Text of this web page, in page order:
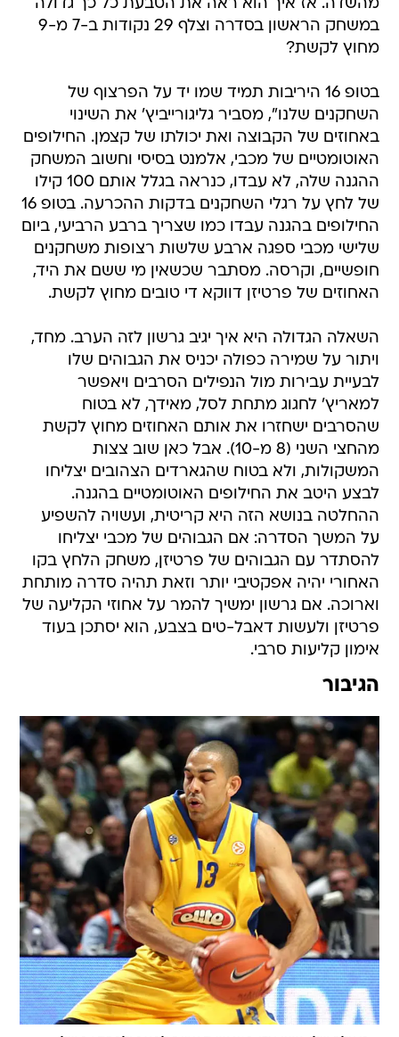
מהשדה. אז איך הוא ראה את הטבעת כל כך גדולה
במשחק הראשון בסדרה וצלף 29 נקודות ב-7 מ-9
מחוץ לקשת?
בטופ 16 היריבות תמיד שמו יד על הפרצוף של
השחקנים שלנו", מסביר גליגורייביץ' את השינוי
באחוזים של הקבוצה ואת יכולתו של קצמן. החילופים
האוטומטיים של מכבי, אלמנט בסיסי וחשוב המשחק
ההגנה שלה, לא עבדו, כנראה בגלל אותם 100 קילו
של לחץ על רגלי השחקנים בדקות ההכרעה. בטופ 16
החילופים בהגנה עבדו כמו שצריך ברבע הרביעי, ביום
שלישי מכבי ספגה ארבע שלשות רצופות משחקנים
חופשיים, וקרסה. מסתבר שכשאין מי ששם את היד,
האחוזים של פרטיזן דווקא די טובים מחוץ לקשת.
השאלה הגדולה היא איך יגיב גרשון לזה הערב. מחד,
ויתור על שמירה כפולה יכניס את הגבוהים שלו
לבעיית עבירות מול הנפילים הסרבים ויאפשר
למאריץ' לחגוג מתחת לסל, מאידך, לא בטוח
שהסרבים ישחזרו את אותם האחוזים מחוץ לקשת
מהחצי השני (8 מ-10). אבל כאן שוב צצות
המשקולות, ולא בטוח שהגארדים הצהובים יצליחו
לבצע היטב את החילופים האוטומטיים בהגנה.
ההחלטה בנושא הזה היא קריטית, ועשויה להשפיע
על המשך הסדרה: אם הגבוהים של מכבי יצליחו
להסתדר עם הגבוהים של פרטיזן, משחק הלחץ בקו
האחורי יהיה אפקטיבי יותר וזאת תהיה סדרה מותחת
וארוכה. אם גרשון ימשיך להמר על אחוזי הקליעה של
פרטיזן ולעשות דאבל-טים בצבע, הוא יסתכן בעוד
אימון קליעות סרבי.
הגיבור